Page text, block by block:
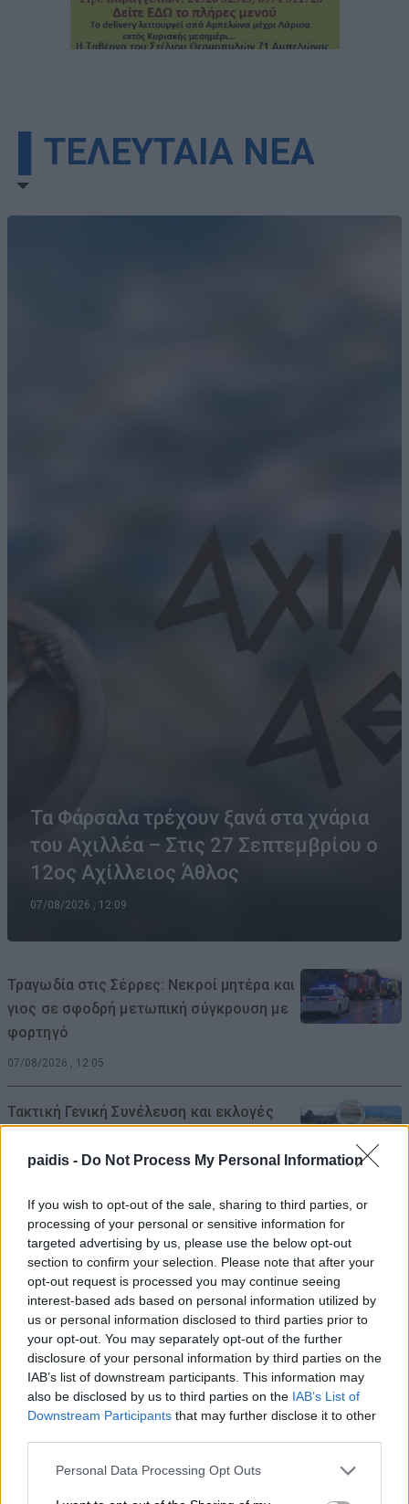
paidis - Do Not Process My Personal Information
If you wish to opt-out of the sale, sharing to third parties, or
processing of your personal or sensitive information for
targeted advertising by us, please use the below opt-out
section to confirm your selection. Please note that after your
opt-out request is processed you may continue seeing
interest-based ads based on personal information utilized by
us or personal information disclosed to third parties prior to
your opt-out. You may separately opt-out of the further
disclosure of your personal information by third parties on the
IAB’s list of downstream participants. This information may
also be disclosed by us to third parties on the IAB’s List of
Downstream Participants that may further disclose it to other
Personal Data Processing Opt Outs
▌ΤΕΛΕΥΤΑΙΑ ΝΕΑ
Τα Φάρσαλα τρέχουν ξανά στα χνάρια
του Αχιλλέα – Στις 27 Σεπτεμβρίου ο
12ος Αχίλλειος Άθλος
07/08/2026 , 12:09
Τραγωδία στις Σέρρες: Νεκροί μητέρα και
γιος σε σφοδρή μετωπική σύγκρουση με
φορτηγό
07/08/2026 , 12:05
Τακτική Γενική Συνέλευση και εκλογές
Λουτρό
Ανοικτά από σήμερα το ουζερί της Ζέτας
στον Βρυότοπο
07/08/2026 , 11:17
Ανδρέας Μακρής, Κώστας Παπαγεωργίου
και Χρήστος Αλμπάνης στην ΠΑΕ ΑΕΛ
07/08/2026 , 10:44
ΛΑ.ΣΥ.: Η περιφερειακή αρχή κάνει πως
δεν βλέπει την συνεχιζόμενη εδώ και